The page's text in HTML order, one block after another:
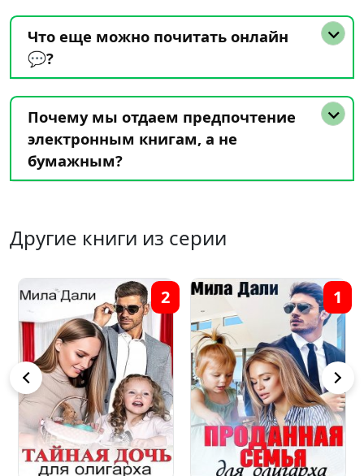
Что еще можно почитать онлайн
💬?
Почему мы отдаем предпочтение
электронным книгам, а не
бумажным?
Другие книги из серии
1 5